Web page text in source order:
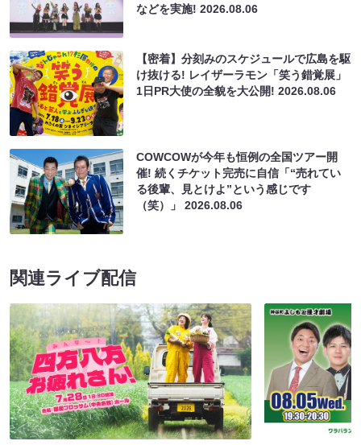
などを実施!2026.08.06
【密着】分刻みのスケジュールで広島を駆
け抜ける! レイザーラモン「笑う錯覚展」
1日PR大使の全貌を大公開!2026.08.06
COWCOWが今年も恒例の全国ツアー開
催! 続くチケット完売に自信「“売れてい
る後輩、見とけよ”という感じです
（笑）」2026.08.06
関連ライブ配信